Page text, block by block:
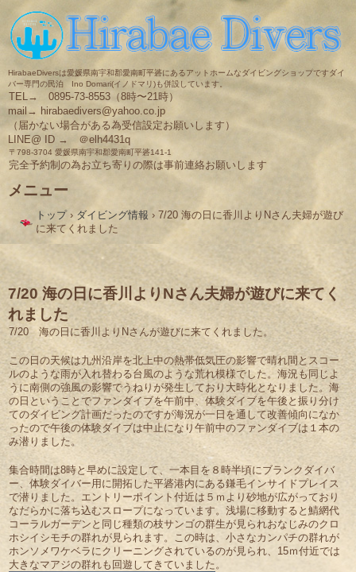
HirabaeDiversは愛媛県南宇和郡愛南町平碆にあるアットホームなダイビングショップですダイ
バー専門の民泊 Ino Domari(イノドマリ)も併設しています。
TEL→ 0895-73-8553（8時〜21時）
mail→ hirabaedivers@yahoo.co.jp
（届かない場合がある為受信設定お願いします）
LINE@ ID → ＠elh4431q
〒798-3704 愛媛県南宇和郡愛南町平碆141-1
完全予約制の為お立ち寄りの際は事前連絡お願いします
メニュー
ン
ス
キ
ッ
プ
トップ › ダイビング情報 › 7/20 海の日に香川よりNさん夫婦が遊び
に来てくれました
7/20 海の日に香川よりNさん夫婦が遊びに来てく
れました
7/20 海の日に香川よりNさんが遊びに来てくれました。
この日の天候は九州沿岸を北上中の熱帯低気圧の影響で晴れ間とスコー
ルのような雨が入れ替わる台風のような荒れ模様でした。海況も同じよ
うに南側の強風の影響でうねりが発生しており大時化となりました。海
の日ということでファンダイブを午前中、体験ダイブを午後と振り分け
てのダイビング計画だったのですが海況が一日を通して改善傾向になか
ったので午後の体験ダイブは中止になり午前中のファンダイブは１本の
み潜りました。
集合時間は8時と早めに設定して、一本目を８時半頃にブランクダイバ
ー、体験ダイバー用に開拓した平碆港内にある鎌毛インサイドプレイス
で潜りました。エントリーポイント付近は５ｍより砂地が広がっており
なだらかに落ち込むスロープになっています。浅場に移動すると鯖網代
コーラルガーデンと同じ種類の枝サンゴの群生が見られおなじみのクロ
ホシイシモチの群れが見られます。この時は、小さなカンパチの群れが
ホンソメワケベラにクリーニングされているのが見られ、15ｍ付近では
大きなマアジの群れも回遊してきていました。